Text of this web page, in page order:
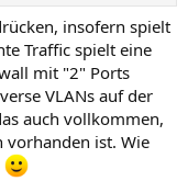
insofern spielt
Traffic spielt eine
mit "2" Ports
VLANs auf der
auch vollkommen,
vorhanden ist. Wie